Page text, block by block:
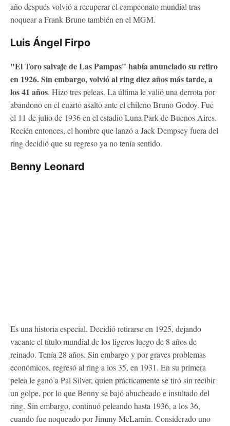
año después volvió a recuperar el campeonato mundial tras
noquear a Frank Bruno también en el MGM.
Luis Ángel Firpo
"El Toro salvaje de Las Pampas" había anunciado su retiro
en 1926. Sin embargo, volvió al ring diez años más tarde, a
los 41 años. Hizo tres peleas. La última le valió una derrota por
abandono en el cuarto asalto ante el chileno Bruno Godoy. Fue
el 11 de julio de 1936 en el estadio Luna Park de Buenos Aires.
Recién entonces, el hombre que lanzó a Jack Dempsey fuera del
ring decidió que su regreso ya no tenía sentido.
Benny Leonard
Es una historia especial. Decidió retirarse en 1925, dejando
vacante el título mundial de los ligeros luego de 8 años de
reinado. Tenía 28 años. Sin embargo y por graves problemas
económicos, regresó al ring a los 35, en 1931. En su primera
pelea le ganó a Pal Silver, quien prácticamente se tiró sin recibir
un golpe, por lo que Benny se bajó abucheado e insultado del
ring. Sin embargo, continuó peleando hasta 1936, a los 36,
cuando fue noqueado por Jimmy McLarnin. Considerado uno